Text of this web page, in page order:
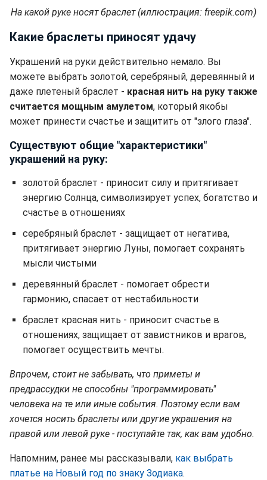
На какой руке носят браслет (иллюстрация: freepik.com)
Какие браслеты приносят удачу
Украшений на руки действительно немало. Вы
можете выбрать золотой, серебряный, деревянный и
даже плетеный браслет - красная нить на руку также
считается мощным амулетом, который якобы
может принести счастье и защитить от "злого глаза".
Существуют общие "характеристики"
украшений на руку:
золотой браслет - приносит силу и притягивает
энергию Солнца, символизирует успех, богатство и
счастье в отношениях
серебряный браслет - защищает от негатива,
притягивает энергию Луны, помогает сохранять
мысли чистыми
деревянный браслет - помогает обрести
гармонию, спасает от нестабильности
браслет красная нить - приносит счастье в
отношениях, защищает от завистников и врагов,
помогает осуществить мечты.
Впрочем, стоит не забывать, что приметы и
предрассудки не способны "программировать"
человека на те или иные события. Поэтому если вам
хочется носить браслеты или другие украшения на
правой или левой руке - поступайте так, как вам удобно.
Напомним, ранее мы рассказывали, как выбрать
платье на Новый год по знаку Зодиака.